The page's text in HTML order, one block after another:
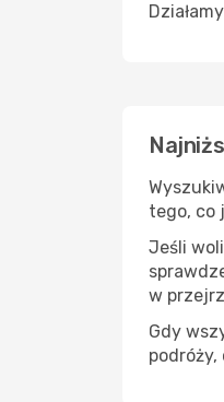
tego, co
Jeśli
w
Gdy